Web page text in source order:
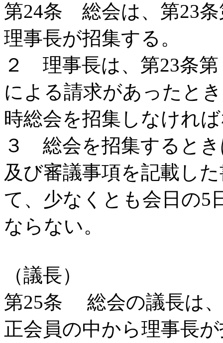
第24条 総会は、第23条
理事長が招集する。
２ 理事長は、第23条
による請求があったと
時総会を招集しなけれ
３ 総会を招集するとき
及び審議事項を記載し
て、少なくとも会日の5
ならない。
（議長）
第25条 総会の議長は
正会員の中から理事長